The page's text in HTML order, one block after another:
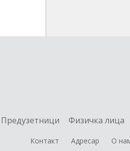
Предузетници Физичка лица
Контакт Адресар О